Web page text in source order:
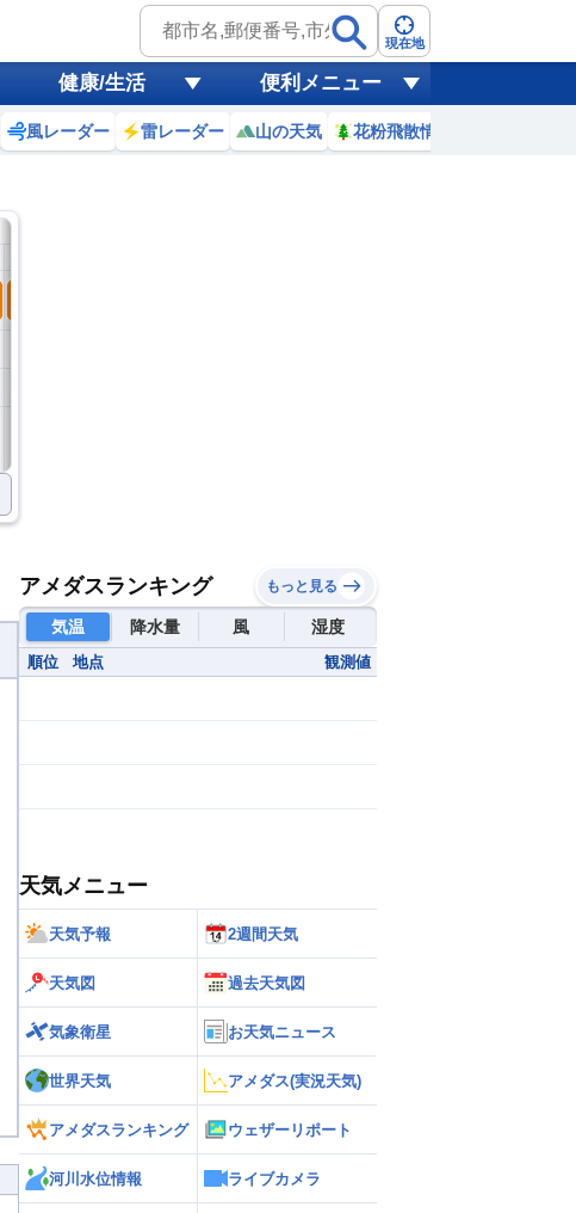
現在地
健康/生活 便利メニュー
風レーダー 雷レーダー 山の天気 花粉飛散情報
アメダスランキング もっと見る
気温 降水量 風 湿度
順位 地点 観測値
天気メニュー
天気予報 2週間天気
天気図 過去天気図
気象衛星 お天気ニュース
世界天気 アメダス(実況天気)
アメダスランキング ウェザーリポート
河川水位情報 ライブカメラ